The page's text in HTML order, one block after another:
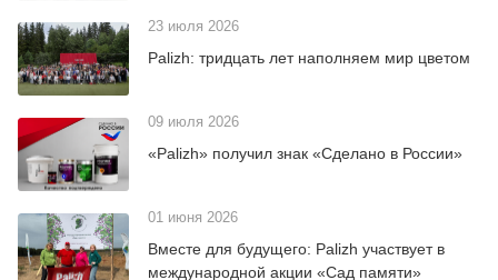
23 июля 2026
Palizh: тридцать лет наполняем мир цветом
09 июля 2026
«Palizh» получил знак «Сделано в России»
01 июня 2026
Вместе для будущего: Palizh участвует в
международной акции «Сад памяти»